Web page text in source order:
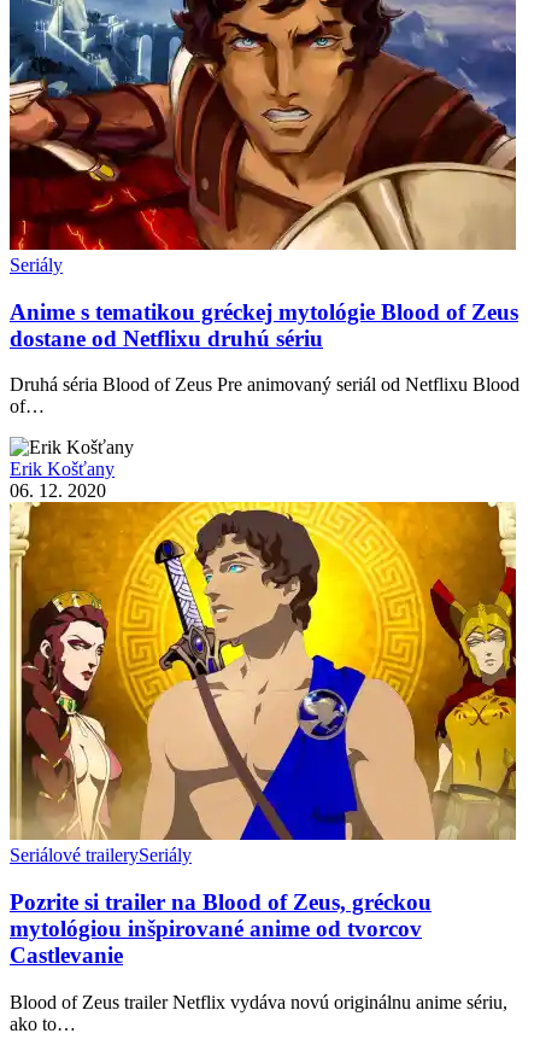
Seriály
Anime s tematikou gréckej mytológie Blood of Zeus
dostane od Netflixu druhú sériu
Druhá séria Blood of Zeus Pre animovaný seriál od Netflixu Blood
of…
Erik Košťany
06. 12. 2020
Seriálové trailerySeriály
Pozrite si trailer na Blood of Zeus, gréckou
mytológiou inšpirované anime od tvorcov
Castlevanie
Blood of Zeus trailer Netflix vydáva novú originálnu anime sériu,
ako to…